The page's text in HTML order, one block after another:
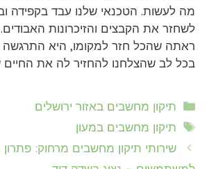
מה לעשות. הטכנאי שלנו עבד בקפידה
לשחזר את הקבצים והזיכרונות
ראתה שהכל חזר למקומו, היא התרגשה
בכל לב שהצלחנו להחזיר לה את
קטגוריות
תיקון מחשבים באזור ירושלים
תגיות
תיקון מחשבים במעון
שירותי תיקון מחשבים מרחוק: פתרון